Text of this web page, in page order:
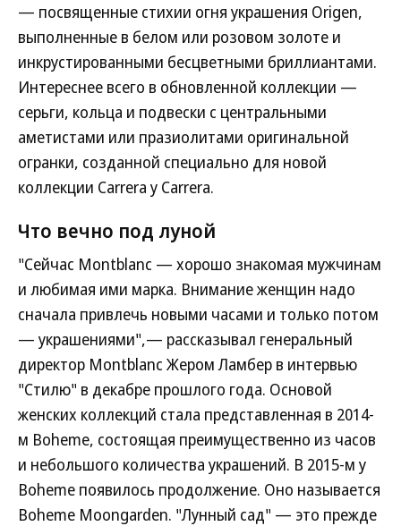
— посвященные стихии огня украшения Origen,
выполненные в белом или розовом золоте и
инкрустированными бесцветными бриллиантами.
Интереснее всего в обновленной коллекции —
серьги, кольца и подвески с центральными
аметистами или празиолитами оригинальной
огранки, созданной специально для новой
коллекции Carrera y Carrera.
Что вечно под луной
"Сейчас Montblanc — хорошо знакомая мужчинам
и любимая ими марка. Внимание женщин надо
сначала привлечь новыми часами и только потом
— украшениями",— рассказывал генеральный
директор Montblanc Жером Ламбер в интервью
"Стилю" в декабре прошлого года. Основой
женских коллекций стала представленная в 2014-
м Boheme, состоящая преимущественно из часов
и небольшого количества украшений. В 2015-м у
Boheme появилось продолжение. Оно называется
Boheme Moongarden. "Лунный сад" — это прежде